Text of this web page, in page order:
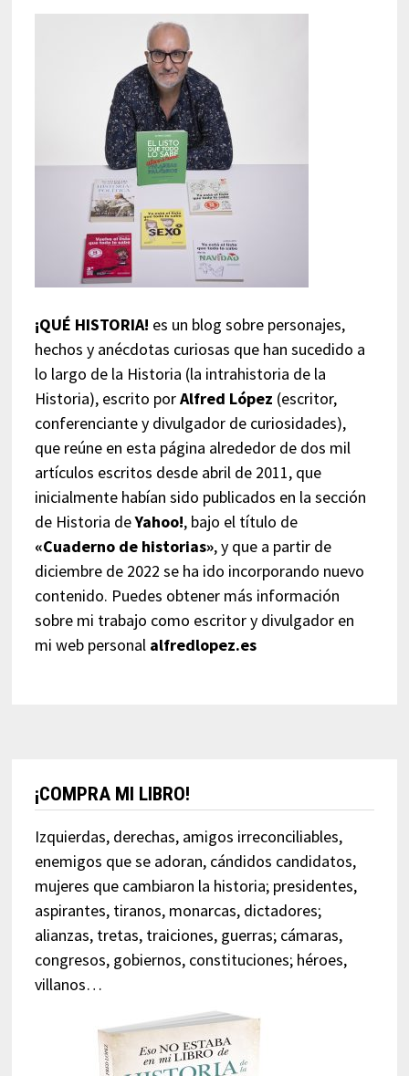
¡QUÉ HISTORIA! es un blog sobre personajes,
hechos y anécdotas curiosas que han sucedido a
lo largo de la Historia (la intrahistoria de la
Historia), escrito porAlfred López (escritor,
conferenciante y divulgador de curiosidades),
que reúne en esta página alrededor de dos mil
artículos escritos desde abril de 2011, que
inicialmente habían sido publicados en la sección
de Historia deYahoo!, bajo el título de
«Cuaderno de historias», y que a partir de
diciembre de 2022 se ha ido incorporando nuevo
contenido. Puedes obtener más información
sobre mi trabajo como escritor y divulgador en
mi web personal alfredlopez.es
¡COMPRA MI LIBRO!
Izquierdas, derechas, amigos irreconciliables,
enemigos que se adoran, cándidos candidatos,
mujeres que cambiaron la historia; presidentes,
aspirantes, tiranos, monarcas, dictadores;
alianzas, tretas, traiciones, guerras; cámaras,
congresos, gobiernos, constituciones; héroes,
villanos…